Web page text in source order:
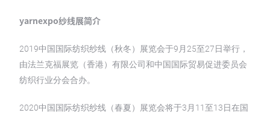
yarnexpo纱线展简介
2019中国国际纺织纱线（秋冬）展览会于9月25至27日举行，
由法兰克福展览（香港）有限公司和中国国际贸易促进委员会
纺织行业分会合办。
2020中国国际纺织纱线（春夏）展览会将于3月11至13日在国